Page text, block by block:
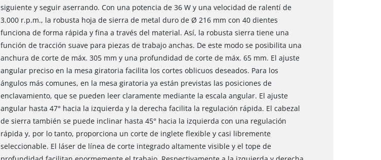
siguiente y seguir aserrando. Con una potencia de 36 W y una velocidad de ralentí de
3.000 r.p.m., la robusta hoja de sierra de metal duro de Ø 216 mm con 40 dientes
funciona de forma rápida y fina a través del material. Así, la robusta sierra tiene una
función de tracción suave para piezas de trabajo anchas. De este modo se posibilita una
anchura de corte de máx. 305 mm y una profundidad de corte de máx. 65 mm. El ajuste
angular preciso en la mesa giratoria facilita los cortes oblicuos deseados. Para los
ángulos más comunes, en la mesa giratoria ya están previstas las posiciones de
enclavamiento, que se pueden leer claramente mediante la escala angular. El ajuste
angular hasta 47° hacia la izquierda y la derecha facilita la regulación rápida. El cabezal
de sierra también se puede inclinar hasta 45° hacia la izquierda con una regulación
rápida y, por lo tanto, proporciona un corte de inglete flexible y casi libremente
seleccionable. El láser de línea de corte integrado altamente visible y el tope de